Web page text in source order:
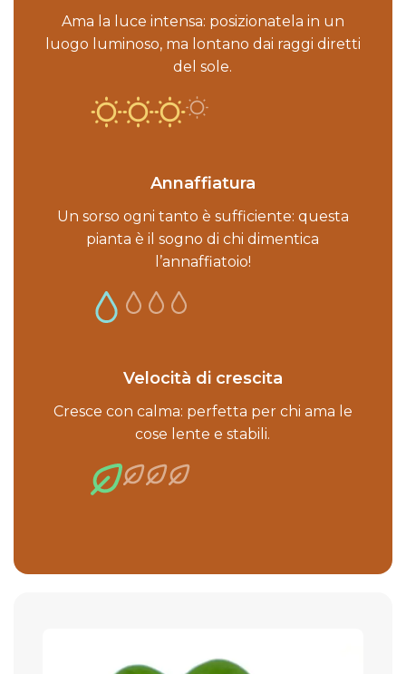
Ama la luce intensa: posizionatela in un
luogo luminoso, ma lontano dai raggi diretti
del sole.
Annaffiatura
Un sorso ogni tanto è sufficiente: questa
pianta è il sogno di chi dimentica
l’annaffiatoio!
Velocità di crescita
Cresce con calma: perfetta per chi ama le
cose lente e stabili.